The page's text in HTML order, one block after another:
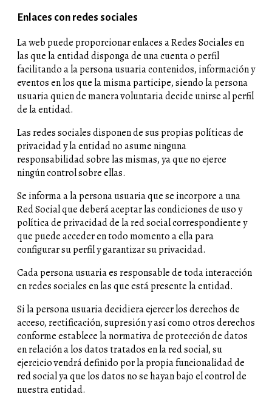
Enlaces con redes sociales
La web puede proporcionar enlaces a Redes Sociales en
las que la entidad disponga de una cuenta o perfil
facilitando a la persona usuaria contenidos, información y
eventos en los que la misma participe, siendo la persona
usuaria quien de manera voluntaria decide unirse al perfil
de la entidad.
Las redes sociales disponen de sus propias políticas de
privacidad y la entidad no asume ninguna
responsabilidad sobre las mismas, ya que no ejerce
ningún control sobre ellas.
Se informa a la persona usuaria que se incorpore a una
Red Social que deberá aceptar las condiciones de uso y
política de privacidad de la red social correspondiente y
que puede acceder en todo momento a ella para
configurar su perfil y garantizar su privacidad.
Cada persona usuaria es responsable de toda interacción
en redes sociales en las que está presente la entidad.
Si la persona usuaria decidiera ejercer los derechos de
acceso, rectificación, supresión y así como otros derechos
conforme establece la normativa de protección de datos
en relación a los datos tratados en la red social, su
ejercicio vendrá definido por la propia funcionalidad de
red social ya que los datos no se hayan bajo el control de
nuestra entidad.